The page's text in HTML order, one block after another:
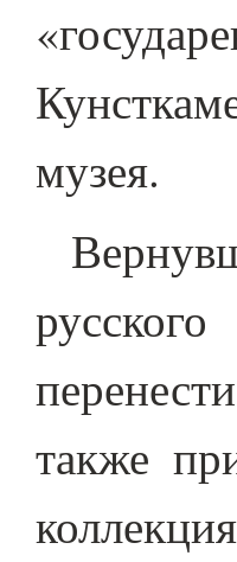
музея.
также